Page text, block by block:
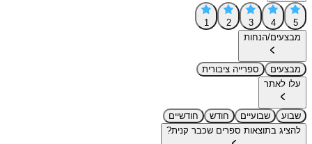
5
4
3
2
1
מבצעים/הנחות
מבצעים
ספרייה ציבורית
עלו לאתר
שבוע שבועיים חודש
חודשיים
להציג בתוצאות ספרים שכבר קנית?